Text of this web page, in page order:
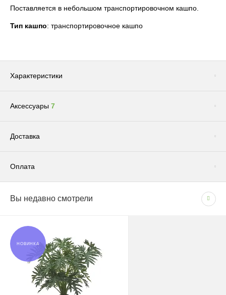
Поставляется в небольшом транспортировочном кашпо.
Тип кашпо: транспортировочное кашпо
Характеристики
Аксессуары 7
Грунт "Эффект" универсальный для всех видов растений 5л
Цена:
Доставка
Доставка — 1–2 рабочих дня после оформления
заказа; при безналичной оплате — после поступления
средств на счёт.
При отсутствии позиции на складе: растения — 1–2
недели, кашпо — 1,5–3 недели.
Оплата
СПОСОБЫ ОПЛАТЫ
- Безналичным способом на основании счета
Вы недавно смотрели
НОВИНКА